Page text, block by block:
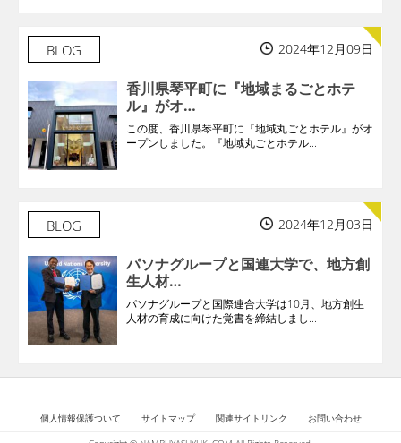
BLOG 2024年12月09日
香川県琴平町に『地域まるごとホテ
ル』がオ…
この度、香川県琴平町に『地域丸ごとホテル』がオ
ープンしました。『地域丸ごとホテル...
BLOG 2024年12月03日
パソナグループと国連大学で、地方創
生人材…
パソナグループと国際連合大学は10月、地方創生
人材の育成に向けた覚書を締結しまし...
個人情報保護ついて サイトマップ 関連サイトリンク
お問い合わせ